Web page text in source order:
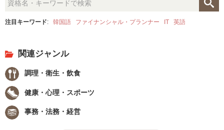
注目キーワード: 韓国語 ファイナンシャル・プランナー IT 英語
関連ジャンル
調理・衛生・飲食
健康・心理・スポーツ
事務・法務・経営